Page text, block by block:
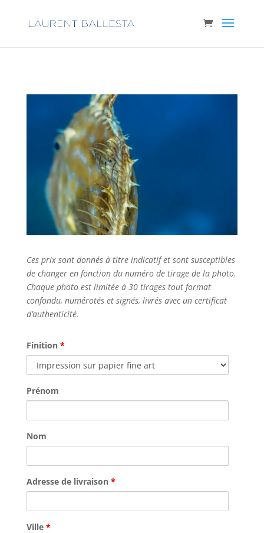
Ces prix sont donnés à titre indicatif et sont susceptibles
de changer en fonction du numéro de tirage de la photo.
Chaque photo est limitée à 30 tirages tout format
confondu, numérotés et signés, livrés avec un certificat
d’authenticité.
Finition *
Prénom
Nom
Adresse de livraison *
Ville *